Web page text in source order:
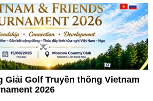
Giải Golf Truyền thống Vietnam
2026